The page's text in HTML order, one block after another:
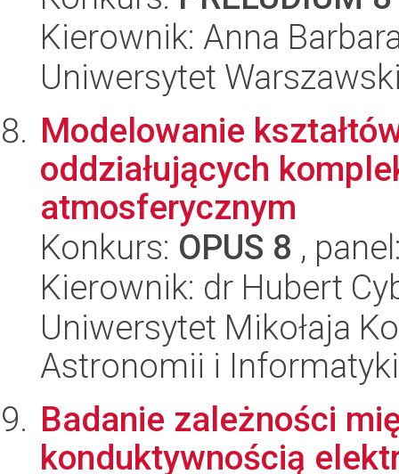
Kierownik: Anna
Uniwersytet
Modelowanie
oddziałujących
atmosferycznym
Konkurs: OPUS 8 ,
Kierownik: dr Hubert
Uniwersytet Mikołaja
Astronomii i
Badanie zależności
konduktywnością